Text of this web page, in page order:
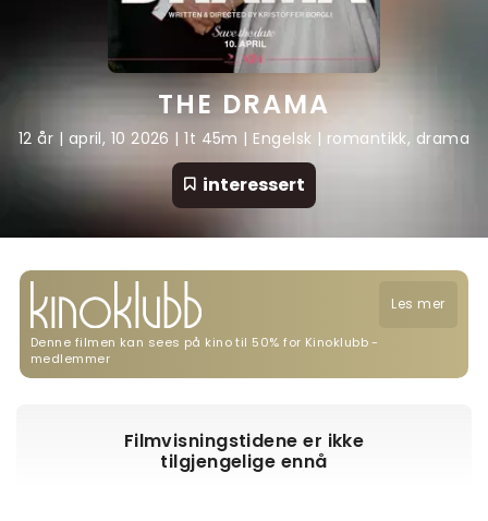
THE DRAMA
12 år | april, 10 2026 | 1t 45m | Engelsk | romantikk, drama
interessert
Les mer
Denne filmen kan sees på kino til 50% for Kinoklubb -
medlemmer
Filmvisningstidene er ikke
tilgjengelige ennå